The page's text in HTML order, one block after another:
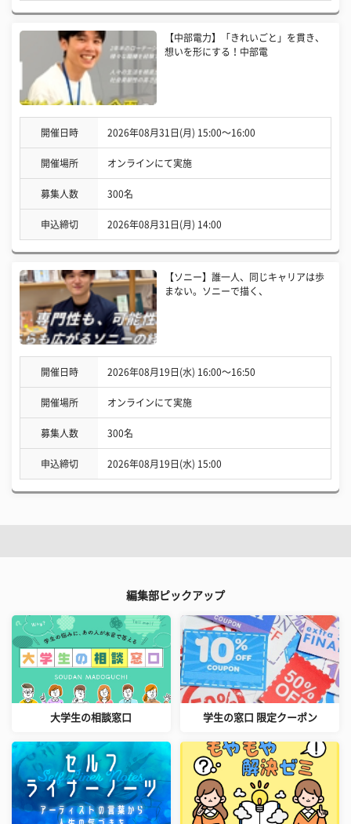
【中部電力】「きれいごと」を貫き、
想いを形にする！中部電
開催日時 2026年08月31日(月) 15:00〜16:00
開催場所 オンラインにて実施
募集人数 300名
申込締切 2026年08月31日(月) 14:00
【ソニー】誰一人、同じキャリアは歩
まない。ソニーで描く、
開催日時 2026年08月19日(水) 16:00〜16:50
開催場所 オンラインにて実施
募集人数 300名
申込締切 2026年08月19日(水) 15:00
編集部ピックアップ
大学生の相談窓口 学生の窓口 限定クーポン